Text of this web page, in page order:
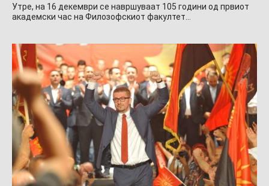
Утре, на 16 декември се навршуваат 105 години од првиот
академски час на Филозофскиот факултет…